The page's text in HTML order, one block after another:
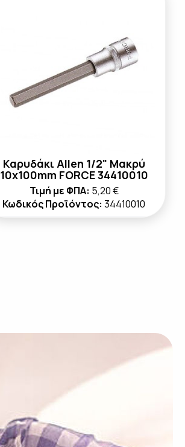
Καρυδάκι Allen 1/2" Μακρύ
10x100mm FORCE 34410010
Τιμή με ΦΠΑ: 5,20 €
Κωδικός Προϊόντος: 34410010